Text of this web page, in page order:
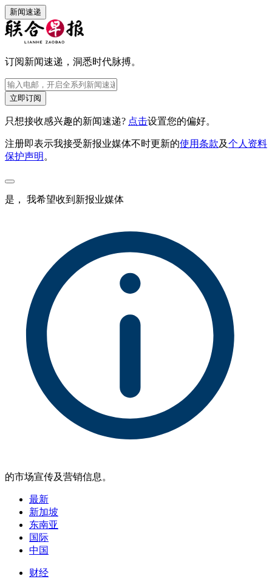
新闻速递
订阅新闻速递，洞悉时代脉搏。
立即订阅
只想接收感兴趣的新闻速递? 点击设置您的偏好。
注册即表示我接受新报业媒体不时更新的使用条款及个人资料
保护声明 。
是， 我希望收到新报业媒体
的市场宣传及营销信息。
最新
新加坡
东南亚
国际
中国
财经